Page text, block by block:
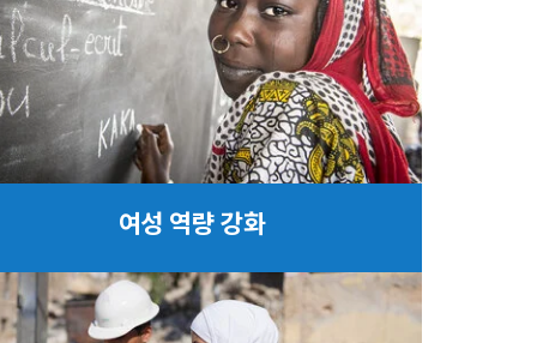
여성 역량 강화